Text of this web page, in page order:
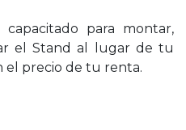
capacitado para montar,
el Stand al lugar de tu
el precio de tu renta.